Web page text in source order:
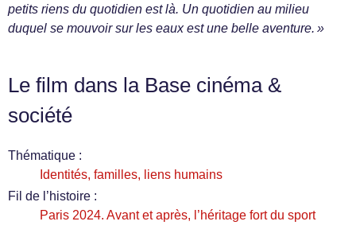
petits riens du quotidien est là. Un quotidien au milieu
duquel se mouvoir sur les eaux est une belle aventure. »
Le film dans la Base cinéma &
société
Thématique :
Identités, familles, liens humains
Fil de l’histoire :
Paris 2024. Avant et après, l’héritage fort du sport